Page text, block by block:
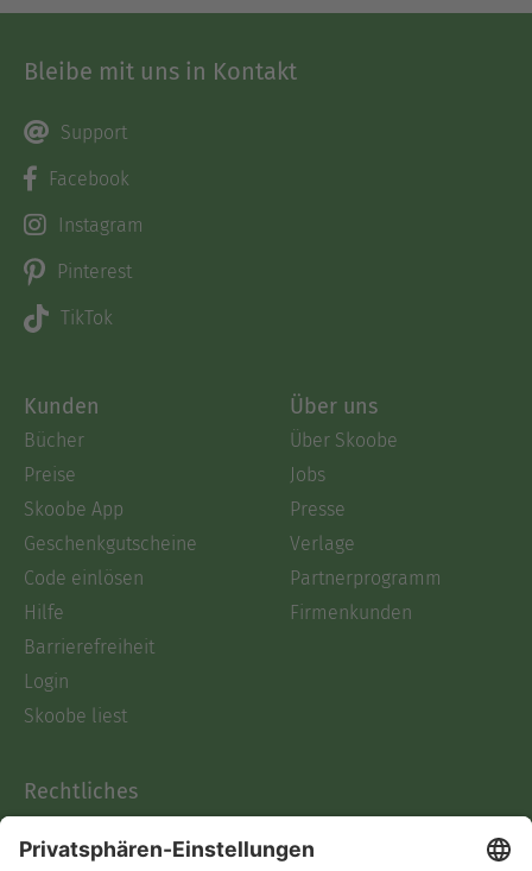
Bleibe mit uns in Kontakt
Support
Facebook
Instagram
Pinterest
TikTok
Kunden
Bücher
Preise
Skoobe App
Geschenkgutscheine
Code einlösen
Hilfe
Barrierefreiheit
Login
Skoobe liest
Über uns
Über Skoobe
Jobs
Presse
Verlage
Partnerprogramm
Firmenkunden
Rechtliches
AGB